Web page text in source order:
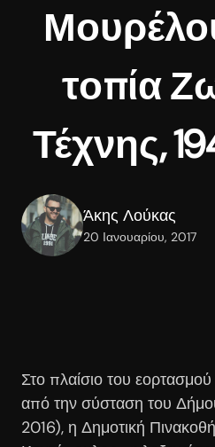
τοπία
Τέχνης,
Άκης Λούκας
20 Ιανουαρίου, 2017
Στο πλαίσιο του
από την σύσταση του
2016), η Δημοτική